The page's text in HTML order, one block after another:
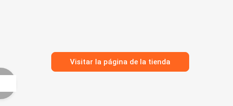
Visitar la página de la tienda